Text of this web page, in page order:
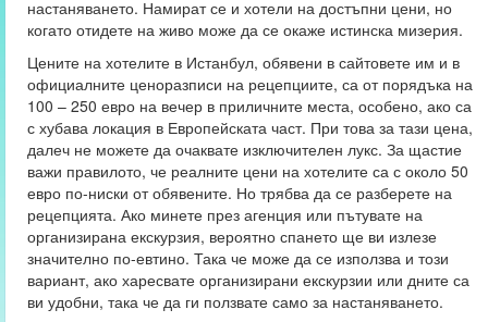
настаняването. Намират се и хотели на достъпни цени, но
когато отидете на живо може да се окаже истинска мизерия.
Цените на хотелите в Истанбул, обявени в сайтовете им и в
официалните ценоразписи на рецепциите, са от порядъка на
100 – 250 евро на вечер в приличните места, особено, ако са
с хубава локация в Европейската част. При това за тази цена,
далеч не можете да очаквате изключителен лукс. За щастие
важи правилото, че реалните цени на хотелите са с около 50
евро по-ниски от обявените. Но трябва да се разберете на
рецепцията. Ако минете през агенция или пътувате на
организирана екскурзия, вероятно спането ще ви излезе
значително по-евтино. Така че може да се използва и този
вариант, ако харесвате организирани екскурзии или дните са
ви удобни, така че да ги ползвате само за настаняването.